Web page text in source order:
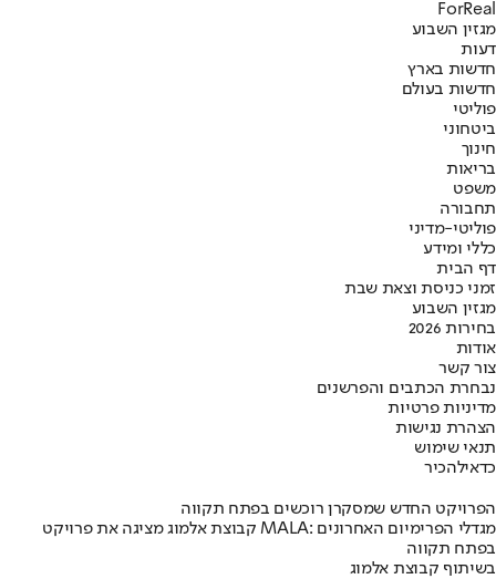
ForReal
מגזין השבוע
דעות
חדשות בארץ
חדשות בעולם
פוליטי
ביטחוני
חינוך
בריאות
משפט
תחבורה
פוליטי-מדיני
כללי ומידע
דף הבית
זמני כניסת וצאת שבת
מגזין השבוע
בחירות 2026
אודות
צור קשר
נבחרת הכתבים והפרשנים
מדיניות פרטיות
הצהרת נגישות
תנאי שימוש
כדאילהכיר
הפרויקט החדש שמסקרן רוכשים בפתח תקווה
קבוצת אלמוג מציגה את פרויקט MALA: מגדלי הפרימיום האחרונים
בפתח תקווה
בשיתוף קבוצת אלמוג